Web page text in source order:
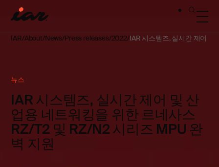
IAR About News Press releases 2022 IAR 시스템즈, 실시간 제어
뉴스
IAR 시스템즈, 실시간 제어 및 산
업용 네트워킹을 위한 르네사스
RZ/T2 및 RZ/N2 시리즈 MPU 완
벽 지원